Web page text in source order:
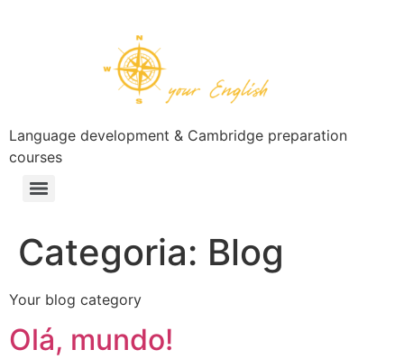
Language development & Cambridge preparation
courses
Categoria: Blog
Your blog category
Olá, mundo!